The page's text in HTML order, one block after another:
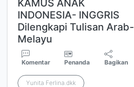
KAMUS ANAK
INDONESIA- INGGRIS
Dilengkapi Tulisan Arab-
Melayu
Komentar Penanda Bagikan
Yunita Ferlina.dkk